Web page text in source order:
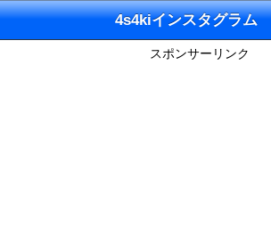
4s4kiインスタグラム
スポンサーリンク